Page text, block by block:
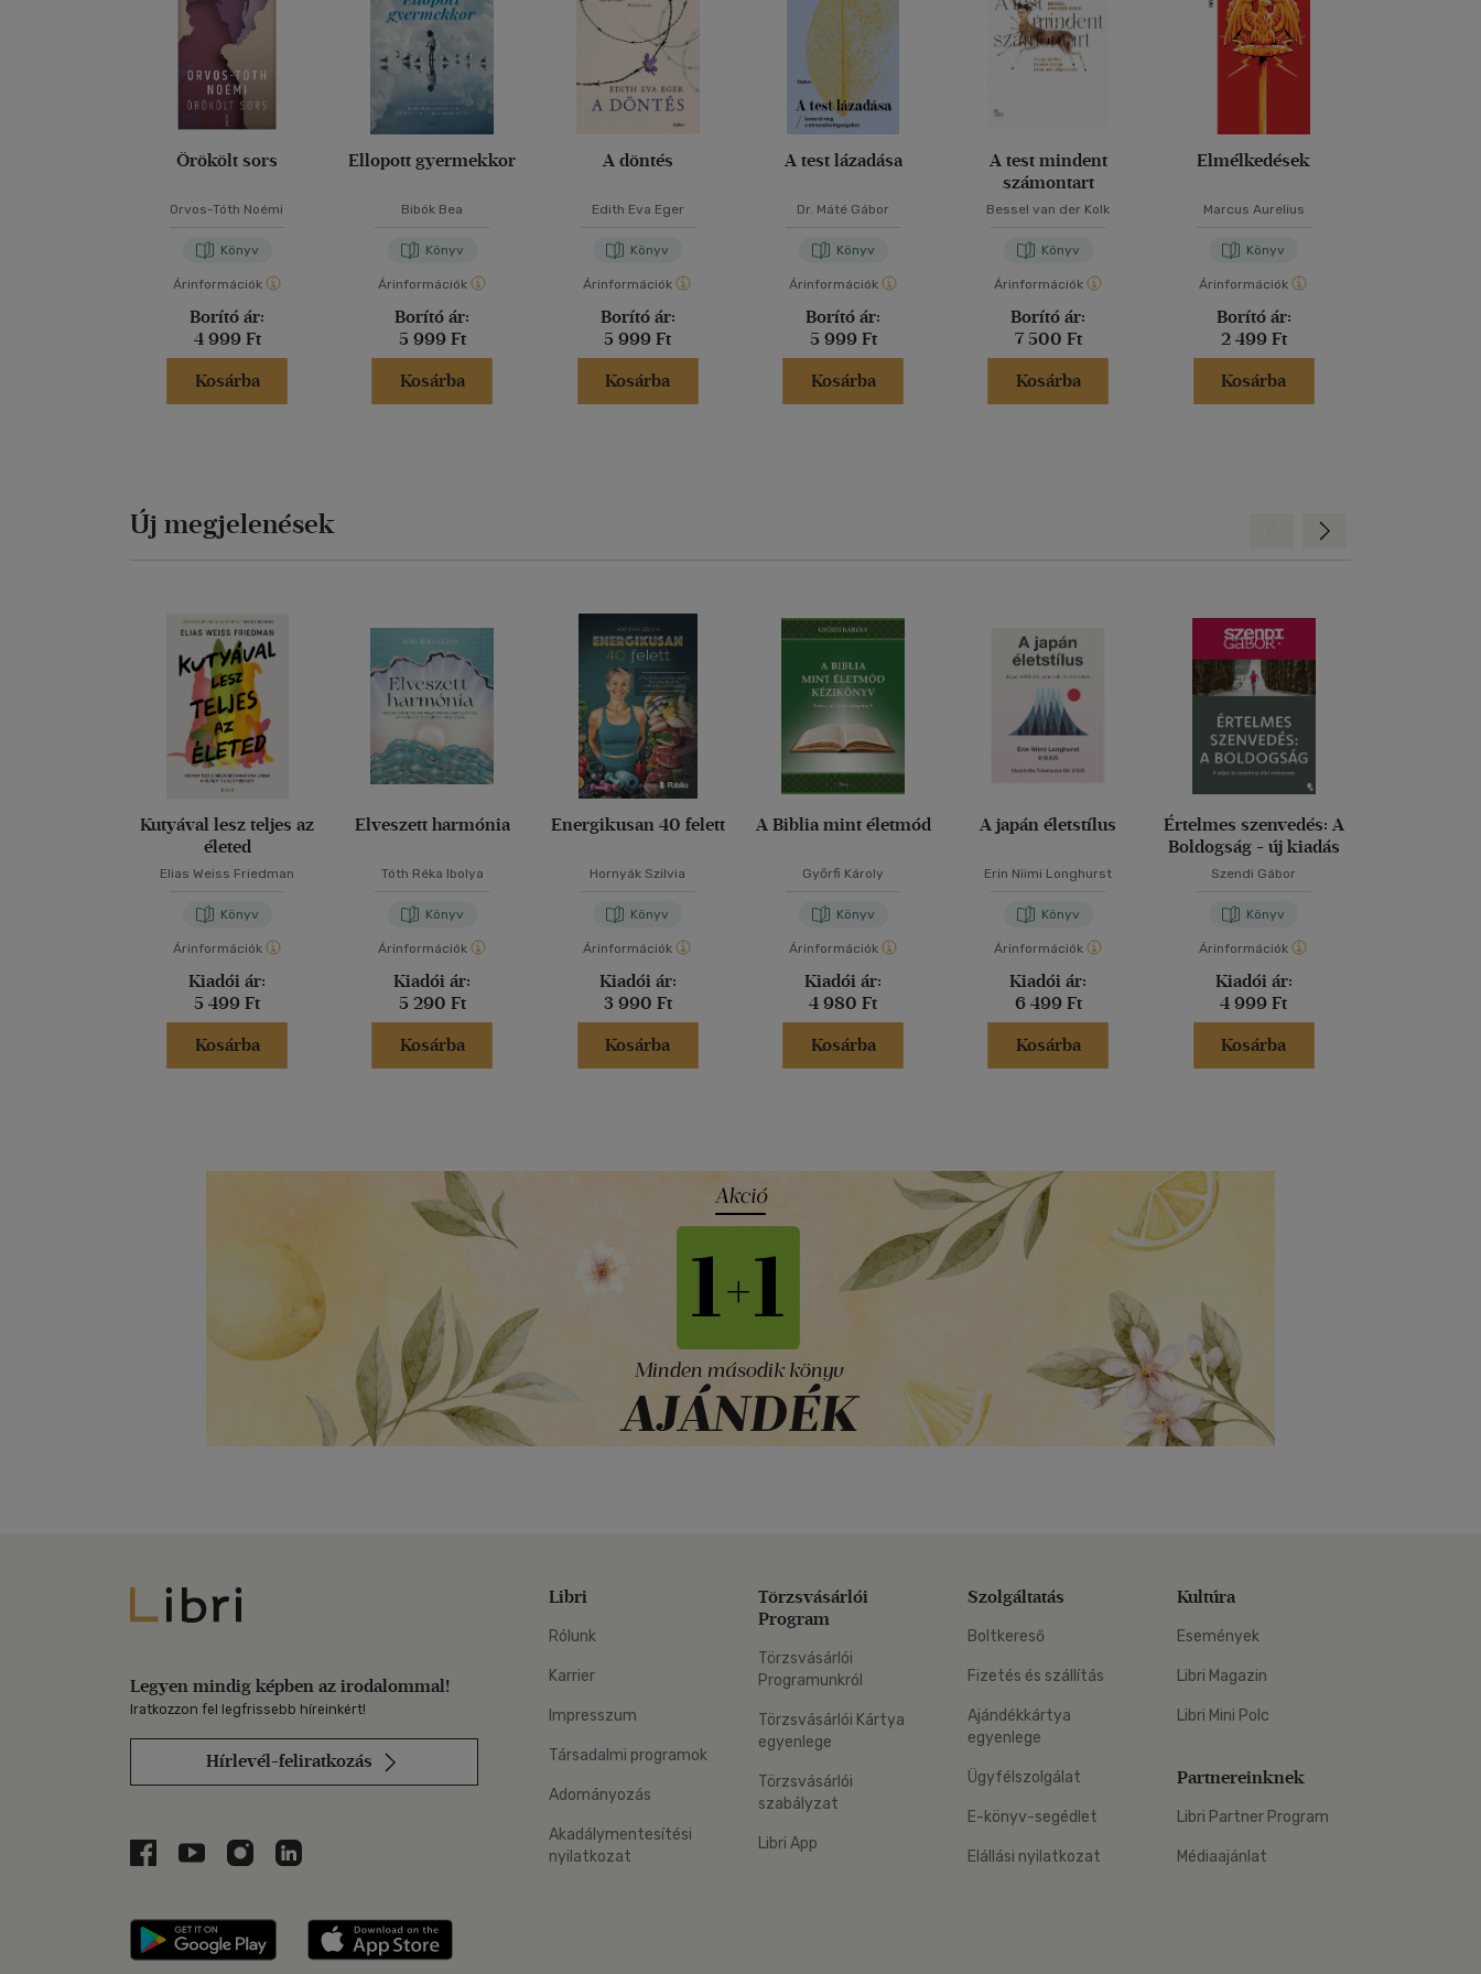
Örökölt sors
Orvos-Tóth Noémi
Könyv
Árinformációk
Borító ár:
4 999 Ft
Kosárba
Ellopott gyermekkor
Bibók Bea
Könyv
Árinformációk
Borító ár:
5 999 Ft
Kosárba
A döntés
Edith Eva Eger
Könyv
Árinformációk
Borító ár:
5 999 Ft
Kosárba
A test lázadása
Dr. Máté Gábor
Könyv
Árinformációk
Borító ár:
5 999 Ft
Kosárba
A test mindent
számontart
Bessel van der Kolk
Könyv
Árinformációk
Borító ár:
7 500 Ft
Kosárba
Elmélkedések
Marcus Aurelius
Könyv
Árinformációk
Borító ár:
2 499 Ft
Kosárba
Új megjelenések
Kutyával lesz teljes az
életed
Elias Weiss Friedman
Könyv
Árinformációk
Kiadói ár:
5 499 Ft
Kosárba
Elveszett harmónia
Tóth Réka Ibolya
Könyv
Árinformációk
Kiadói ár:
5 290 Ft
Kosárba
Energikusan 40 felett
Hornyák Szilvia
Könyv
Árinformációk
Kiadói ár:
3 990 Ft
Kosárba
A Biblia mint életmód
Győrfi Károly
Könyv
Árinformációk
Kiadói ár:
4 980 Ft
Kosárba
A japán életstílus
Erin Niimi Longhurst
Könyv
Árinformációk
Kiadói ár:
6 499 Ft
Kosárba
Értelmes szenvedés: A
Boldogság - új kiadás
Szendi Gábor
Könyv
Árinformációk
Kiadói ár:
4 999 Ft
Kosárba
Előre
Libri
Legyen mindig képben az irodalommal!
Iratkozzon fel legfrissebb híreinkért!
Hírlevél-feliratkozás
Libri a Facebookon
Libri a Youtube-on
Libri az Instagramon
Libri a LinkedInen
Libri applikáció Szerezd meg: Google Play
Libri
Rólunk
Karrier
Impresszum
Társadalmi programok
Adományozás
Akadálymentesítési
nyilatkozat
Törzsvásárlói
Program
Törzsvásárlói
Programunkról
Törzsvásárlói Kártya
egyenlege
Törzsvásárlói
szabályzat
Libri App
Szolgáltatás
Boltkereső
Fizetés és szállítás
Ajándékkártya
egyenlege
Ügyfélszolgálat
E-könyv-segédlet
Elállási nyilatkozat
Kultúra
Események
Libri Magazin
Libri Mini Polc
Partnereinknek
Libri Partner Program
Médiaajánlat